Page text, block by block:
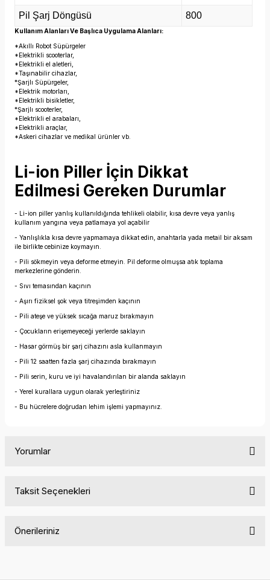
Pil Şarj Döngüsü 800
Kullanım Alanları Ve Başlıca Uygulama Alanları:
*Akıllı Robot Süpürgeler
*Elektrikli scooterlar,
*Elektrikli el aletleri,
*Taşınabilir cihazlar,
*Şarjlı Süpürgeler,
*Elektrik motorları,
*Elektrikli bisikletler,
*Şarjlı scooterler,
*Elektrikli el arabaları,
*Elektrikli araçlar,
*Askeri cihazlar ve medikal ürünler vb.
Li-ion Piller İçin Dikkat
Edilmesi Gereken Durumlar
- Li-ion piller yanlış kullanıldığında tehlikeli olabilir, kısa devre veya yanlış
kullanım yangına veya patlamaya yol açabilir
- Yanlışlıkla kısa devre yapmamaya dikkat edin, anahtarla yada metail bir aksam
ile birlikte cebinize koymayın.
- Pili sökmeyin veya deforme etmeyin. Pil deforme olmuşsa atık toplama
merkezlerine gönderin.
- Sıvı temasından kaçının
- Aşırı fiziksel şok veya titreşimden kaçının
- Pili ateşe ve yüksek sıcağa maruz bırakmayın
- Çocukların erişemeyeceği yerlerde saklayın
- Hasar görmüş bir şarj cihazını asla kullanmayın
- Pili 12 saatten fazla şarj cihazında bırakmayın
- Pili serin, kuru ve iyi havalandırılan bir alanda saklayın
- Yerel kurallara uygun olarak yerleştiriniz
- Bu hücrelere doğrudan lehim işlemi yapmayınız.
Yorumlar
Taksit Seçenekleri
Önerileriniz